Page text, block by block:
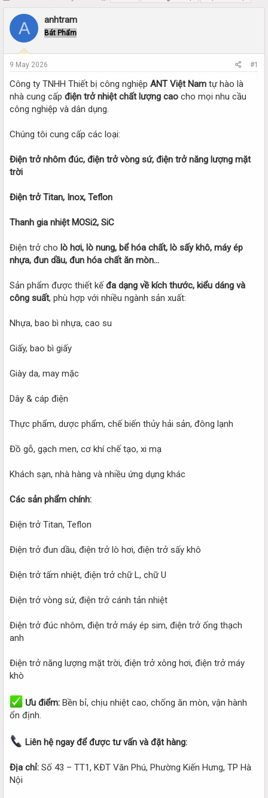
r
a
s
a
r
e
a
r
t
e
A anhtram
Bát Phẩm
9 May 2026 #1
Công ty TNHH Thiết bị công nghiệp ANT Việt Nam tự hào là
nhà cung cấp điện trở nhiệt chất lượng cao cho mọi nhu cầu
công nghiệp và dân dụng.
Chúng tôi cung cấp các loại:
Điện trở nhôm đúc, điện trở vòng sứ, điện trở năng lượng mặt
trời
Điện trở Titan, Inox, Teflon
Thanh gia nhiệt MOSi2, SiC
Điện trở cho lò hơi, lò nung, bể hóa chất, lò sấy khô, máy ép
nhựa, đun dầu, đun hóa chất ăn mòn…
Sản phẩm được thiết kếđa dạng về kích thước, kiểu dáng và
công suất, phù hợp với nhiều ngành sản xuất:
Nhựa, bao bì nhựa, cao su
Giấy, bao bì giấy
Giày da, may mặc
Dây & cáp điện
Thực phẩm, dược phẩm, chế biến thủy hải sản, đông lạnh
Đồ gỗ, gạch men, cơ khí chế tạo, xi mạ
Khách sạn, nhà hàng và nhiều ứng dụng khác
Các sản phẩm chính:
Điện trở Titan, Teflon
Điện trở đun dầu, điện trở lò hơi, điện trở sấy khô
Điện trở tấm nhiệt, điện trở chữ L, chữ U
Điện trở vòng sứ, điện trở cánh tản nhiệt
Điện trở đúc nhôm, điện trở máy ép sim, điện trở ống thạch
anh
Điện trở năng lượng mặt trời, điện trở xông hơi, điện trở máy
khò
Ưu điểm: Bền bỉ, chịu nhiệt cao, chống ăn mòn, vận hành
ổn định.
Liên hệ ngay để được tư vấn và đặt hàng:
Địa chỉ: Số 43 – TT1, KĐT Văn Phú, Phường Kiến Hưng, TP Hà
Nội